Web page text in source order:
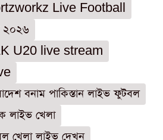
Live Football
২০২৬
U20 live stream
বনাম পাকিস্তান লাইভ ফুটবল
লাইভ খেলা
খেলা লাইভ দেখুন